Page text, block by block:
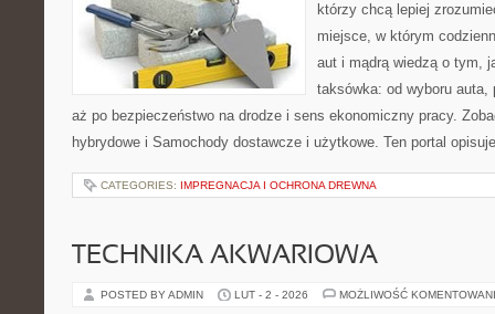
którzy chcą lepiej
miejsce, w którym
aut i mądrą wiedzą o tym,
taksówka: od wyboru
aż po bezpieczeństwo na drodze i sens ekonomiczny pracy.
hybrydowe i Samochody dostawcze i użytkowe. Ten portal
CATEGORIES: IMPREGNACJA I OCHRONA DREWNA
TECHNIKA AKWARIOWA
POSTED BY ADMIN LUT - 2 - 2026 MOŻLIWOŚĆ